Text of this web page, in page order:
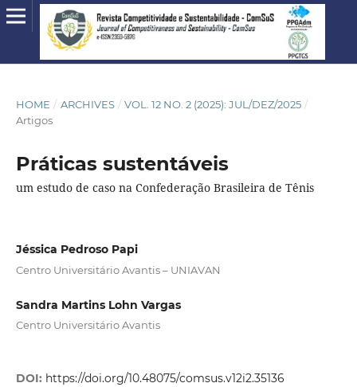
HOME / ARCHIVES / VOL. 12 NO. 2 (2025): JUL/DEZ/2025 /
Artigos
Práticas sustentáveis
um estudo de caso na Confederação Brasileira de Tênis
Jéssica Pedroso Papi
Centro Universitário Avantis – UNIAVAN
Sandra Martins Lohn Vargas
Centro Universitário Avantis
DOI: https://doi.org/10.48075/comsus.v12i2.35136